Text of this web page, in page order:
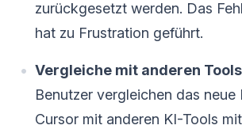
zurückgesetzt werden. Das
hat zu Frustration geführt.
Vergleiche mit anderen
Benutzer vergleichen das
Cursor mit anderen KI-Tools